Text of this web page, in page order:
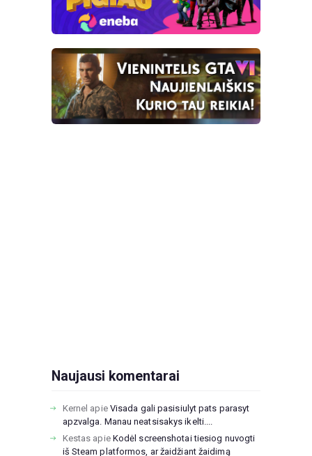
Naujausi komentarai
Kernel apie Visada gali pasisiulyt pats parasyt
apzvalga. Manau neatsisakys ikelti....
Kestas apie Kodėl screenshotai tiesiog nuvogti
iš Steam platformos, ar žaidžiant žaidimą